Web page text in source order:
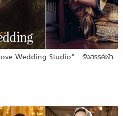
Wedding Studio” : รังสรรค์ผ้า